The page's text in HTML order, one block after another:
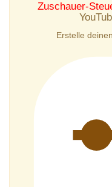
Zuschauer-
Erstelle